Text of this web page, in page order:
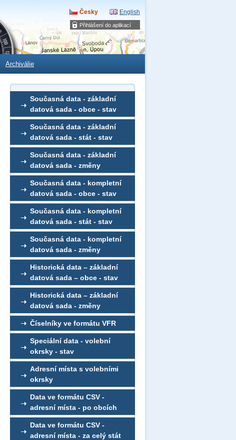
Přihlášení do aplikací
Česky English
Archiválie
Současná data - základní
datová sada - obce - stav
Současná data - základní
datová sada - stát - stav
Současná data - základní
datová sada - změny
Současná data - kompletní
datová sada - obce - stav
Současná data - kompletní
datová sada - stát - stav
Současná data - kompletní
datová sada - změny
Historická data – základní
datová sada – obce - stav
Historická data – základní
datová sada - změny
Číselníky ve formátu VFR
Speciální data - volební
okrsky - stav
Adresní místa s volebními
okrsky
Data ve formátu CSV -
adresní místa - po obcích
Data ve formátu CSV -
adresní místa - za celý stát